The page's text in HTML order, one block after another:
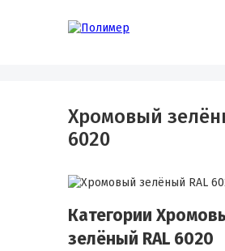
Хромовый
6020
Категории
зелёный RAL 6020